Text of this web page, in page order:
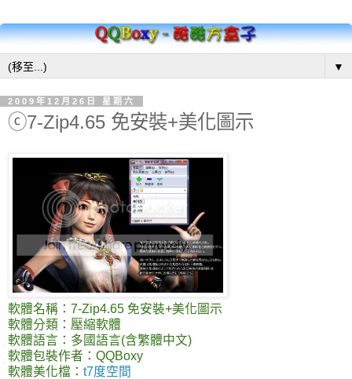
▼
2009年12月26日 星期六
ⓒ7-Zip4.65 免安裝+美化圖示
軟體名稱：7-Zip4.65 免安裝+美化圖示
軟體分類：壓縮軟體
軟體語言：多國語言(含繁體中文)
軟體包裝作者：QQBoxy
軟體美化檔： t7度空間